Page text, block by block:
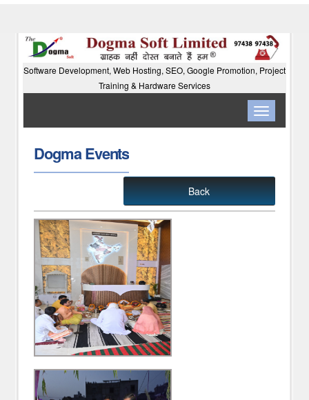
Software Development, Web Hosting, SEO, Google Promotion, Project
Training & Hardware Services
Toggle
navigation
Dogma Events
Back